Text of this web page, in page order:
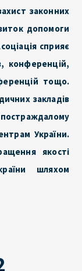
законних
допомоги
сприяє
конференцій,
тощо.
закладів
постраждалому
України.
якості
шляхом